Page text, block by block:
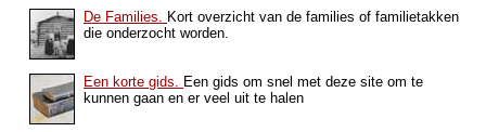
De Families. Kort overzicht van de families of familietakken
die onderzocht worden.
Een korte gids.
Een gids om snel met deze site om te
kunnen gaan en er veel uit te halen